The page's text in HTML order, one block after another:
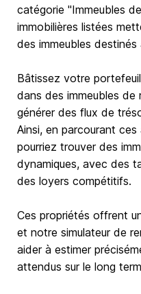
catégorie "Immeubles
immobilières listées
des immeubles
Bâtissez votre
dans des immeubles de
générer des flux de
Ainsi, en parcourant
pourriez trouver des
dynamiques, avec des
des loyers compétitifs.
Ces propriétés offrent
et notre simulateur de
aider à estimer
attendus sur le long